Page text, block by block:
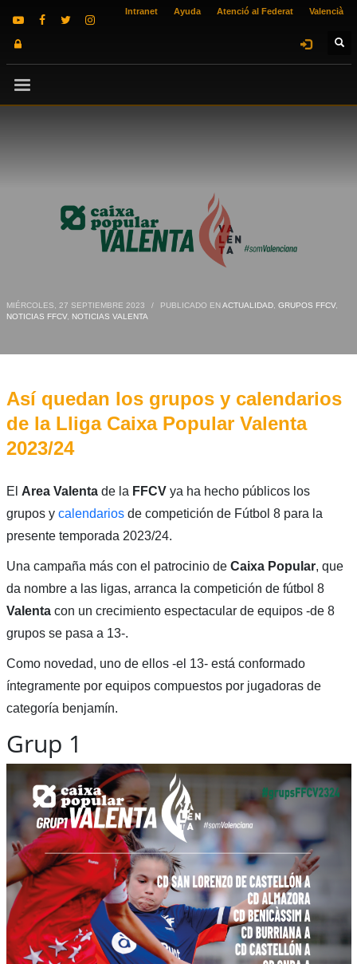
Intranet Ayuda Atenció al Federat Valencià
MIÉRCOLES, 27 SEPTIEMBRE 2023 / PUBLICADO ENACTUALIDAD, GRUPOS FFCV,
NOTICIAS FFCV, NOTICIAS VALENTA
Así quedan los grupos y calendarios
de la Lliga Caixa Popular Valenta
2023/24
El Area Valentade la FFCV ya ha hecho públicos los
grupos y calendariosde competición de Fútbol 8 para la
presente temporada 2023/24.
Una campaña más con el patrocinio de Caixa Popular, que
da nombre a las ligas, arranca la competición de fútbol 8
Valentacon un crecimiento espectacular de equipos -de 8
grupos se pasa a 13-.
Como novedad, uno de ellos -el 13- está conformado
íntegramente por equipos compuestos por jugadoras de
categoría benjamín.
Grup 1